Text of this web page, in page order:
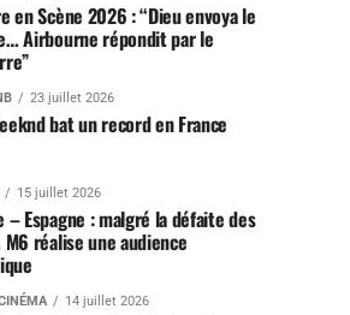
en Scène 2026 : “Dieu envoya le
Airbourne répondit par le
23 juillet 2026
bat un record en France
15 juillet 2026
– Espagne : malgré la défaite des
M6 réalise une audience
14 juillet 2026